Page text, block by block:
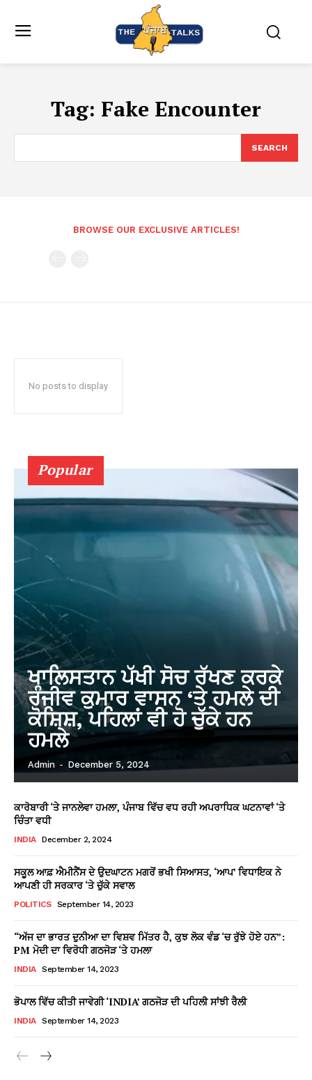
Tag: Fake Encounter
SEARCH
BROWSE OUR EXCLUSIVE ARTICLES!
No posts to display
Popular
ਖਾਲਿਸਤਾਨ ਪੱਖੀ ਸੋਚ ਰੱਖਣ ਕਰਕੇ
ਰੰਜੀਵ ਕੁਮਾਰ ਵਾਸਨ ‘ਤੇ ਹਮਲੇ ਦੀ
ਕੋਸ਼ਿਸ਼, ਪਹਿਲਾਂ ਵੀ ਹੋ ਚੁੱਕੇ ਹਨ
ਹਮਲੇ
Admin - December 5, 2024
ਕਾਰੋਬਾਰੀ ‘ਤੇ ਜਾਨਲੇਵਾ ਹਮਲਾ, ਪੰਜਾਬ ਵਿੱਚ ਵਧ ਰਹੀ ਅਪਰਾਧਿਕ ਘਟਨਾਵਾਂ ‘ਤੇ
ਚਿੰਤਾ ਵਧੀ
INDIA December 2, 2024
ਸਕੂਲ ਆਫ਼ ਐਮੀਨੈਂਸ ਦੇ ਉਦਘਾਟਨ ਮਗਰੋਂ ਭਖੀ ਸਿਆਸਤ, ‘ਆਪ’ ਵਿਧਾਇਕ ਨੇ
ਆਪਣੀ ਹੀ ਸਰਕਾਰ ‘ਤੇ ਚੁੱਕੇ ਸਵਾਲ
POLITICS September 14, 2023
“ਅੱਜ ਦਾ ਭਾਰਤ ਦੁਨੀਆ ਦਾ ਵਿਸ਼ਵ ਮਿੱਤਰ ਹੈ, ਕੁਝ ਲੋਕ ਵੰਡ ‘ਚ ਰੁੱਝੇ ਹੋਏ ਹਨ”:
PM ਮੋਦੀ ਦਾ ਵਿਰੋਧੀ ਗਠਜੋੜ ‘ਤੇ ਹਮਲਾ
INDIA September 14, 2023
ਭੋਪਾਲ ਵਿੱਚ ਕੀਤੀ ਜਾਵੇਗੀ ‘INDIA’ ਗਠਜੋੜ ਦੀ ਪਹਿਲੀ ਸਾਂਝੀ ਰੈਲੀ
INDIA September 14, 2023